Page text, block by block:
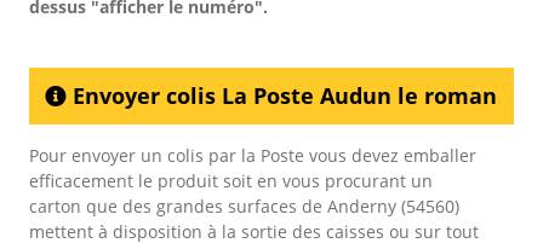
dessus "afficher le numéro".
Envoyer colis La Poste Audun le roman
Pour envoyer un colis par la Poste vous devez emballer
efficacement le produit soit en vous procurant un
carton que des grandes surfaces de Anderny (54560)
mettent à disposition à la sortie des caisses ou sur tout